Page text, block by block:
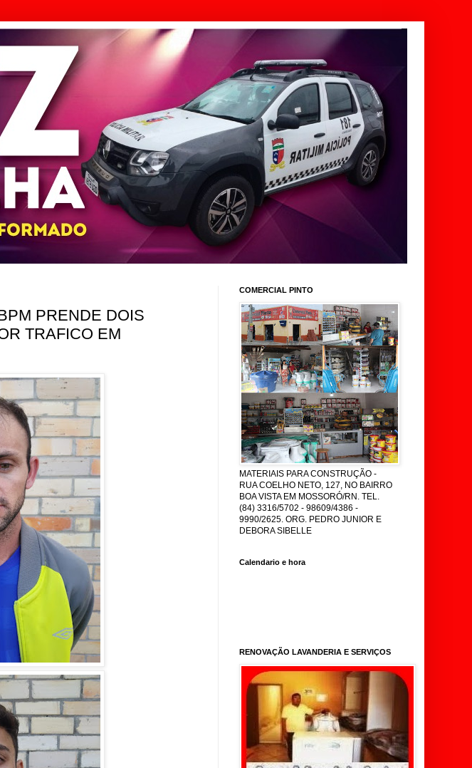
PRENDE DOIS
TRAFICO EM
COMERCIAL PINTO
MATERIAIS PARA CONSTRUÇÃO -
RUA COELHO NETO, 127, NO BAIRRO
BOA VISTA EM MOSSORÓ/RN. TEL.
(84) 3316/5702 - 98609/4386 -
9990/2625. ORG. PEDRO JUNIOR E
DEBORA SIBELLE
Calendario e hora
RENOVAÇÃO LAVANDERIA E SERVIÇOS